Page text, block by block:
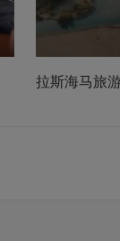
拉斯海马旅